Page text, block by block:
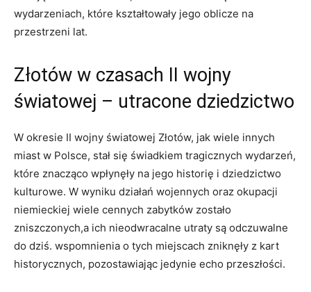
wydarzeniach, które kształtowały jego oblicze na
przestrzeni lat.
Złotów w czasach II wojny
światowej⁤ – utracone dziedzictwo
W ⁣okresie II wojny światowej Złotów, jak ‌wiele innych
miast w Polsce, ‌stał‍ się świadkiem tragicznych wydarzeń,
które​ znacząco wpłynęły na jego historię i dziedzictwo
kulturowe. W wyniku działań wojennych oraz okupacji
niemieckiej wiele ⁣cennych zabytków zostało
zniszczonych,a ​ich nieodwracalne utraty są odczuwalne
do dziś. wspomnienia o⁤ tych ‍miejscach zniknęły z kart
historycznych, pozostawiając jedynie echo przeszłości.